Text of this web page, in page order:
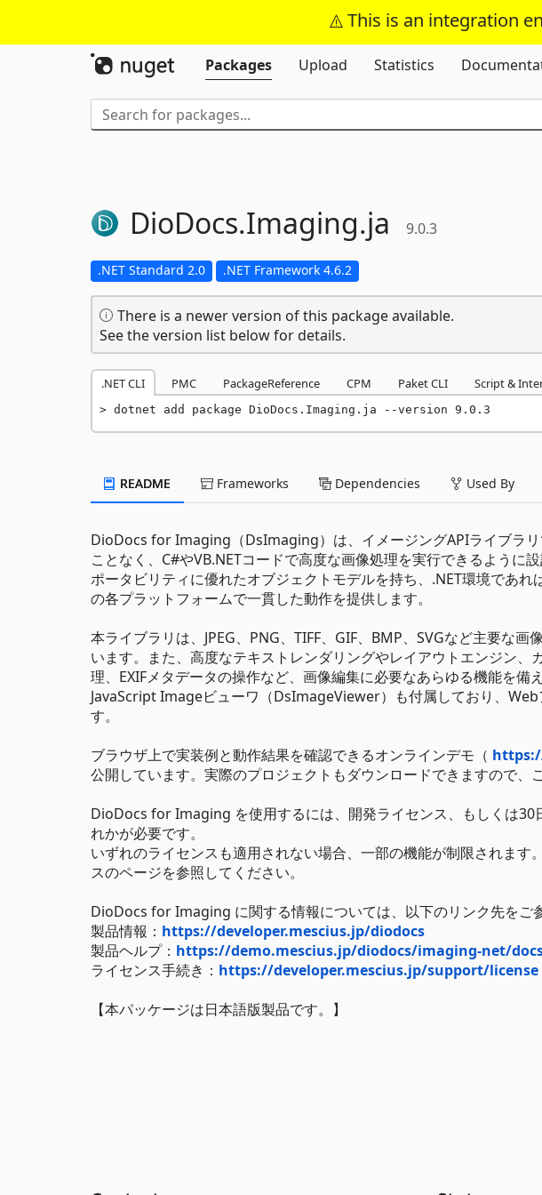
This is an integration
Packages
Upload Statistics
DioDocs.Imaging.ja 9.0.3
.NET Standard 2.0 .NET Framework 4.6.2
There is a newer version of this package available.
See the version list below for details.
.NET CLI PMC PackageReference CPM Paket CLI Script &
dotnet add package DioDocs.Imaging.ja --version 9.0.3
README Frameworks Dependencies Used By
DioDocs for Imaging（DsImaging）は、イメージングAPIライブラ
ことなく、C#やVB.NETコードで高度な画像処理を実行できるように
ポータビリティに優れたオブジェクトモデルを持ち、.NET環境であ
の各プラットフォームで一貫した動作を提供します。
本ライブラリは、JPEG、PNG、TIFF、GIF、BMP、SVGなど主要な
います。また、高度なテキストレンダリングやレイアウトエンジン、
理、EXIFメタデータの操作など、画像編集に必要なあらゆる機能を備
JavaScript Imageビューワ（DsImageViewer）も付属しており、
す。
ブラウザ上で実装例と動作結果を確認できるオンラインデモ（
公開しています。実際のプロジェクトもダウンロードできますので、
DioDocs for Imaging を使用するには、開発ライセンス、もしくは30
れかが必要です。
いずれのライセンスも適用されない場合、一部の機能が制限されます
スのページを参照してください。
DioDocs for Imaging に関する情報については、以下のリンク先をご
製品情報： https://developer.mescius.jp/diodocs
製品ヘルプ： https://demo.mescius.jp/diodocs/imaging-net/
ライセンス手続き： https://developer.mescius.jp/support/license
【本パッケージは日本語版製品です。】